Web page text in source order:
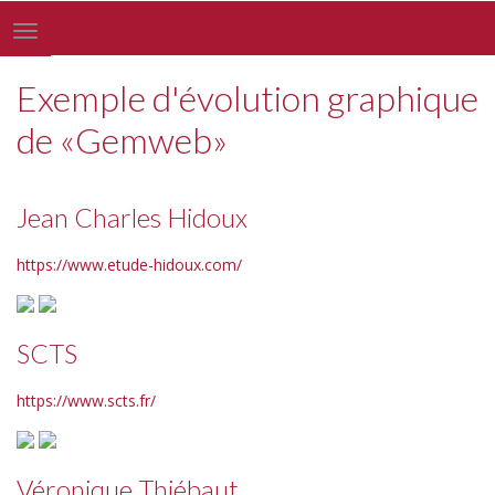
Toggle
navigation
Exemple d'évolution graphique
de «Gemweb»
Jean Charles Hidoux
https://www.etude-hidoux.com/
SCTS
https://www.scts.fr/